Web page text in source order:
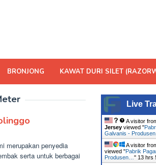
BRONJONG KAWAT DURI SILET
merupakan penyedia
serta untuk berbagai
Live
A visitor
Jersey viewed "
Galvanis -
A visitor
viewed "Pabrik
Produsen…" 13 hrs